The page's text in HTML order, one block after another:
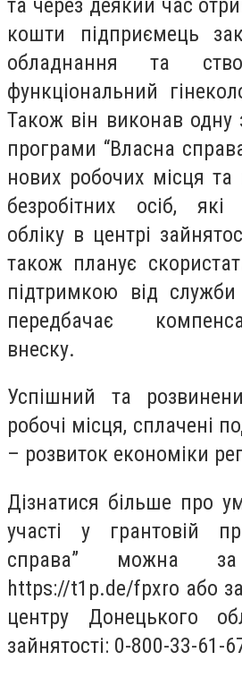
та через деякий час
кошти підприємець
обладнання та
функціональний
Також він виконав одну
програми “Власна
нових робочих місця та
безробітних осіб,
обліку в центрі
також планує
підтримкою від служби
передбачає
внеску.
Успішний та
робочі місця, сплачені
– розвиток економіки
Дізнатися більше про
участі у грантовій
справа” можна за
https://t1p.de/fpxro або
центру Донецького
зайнятості: 0-800-33-61-